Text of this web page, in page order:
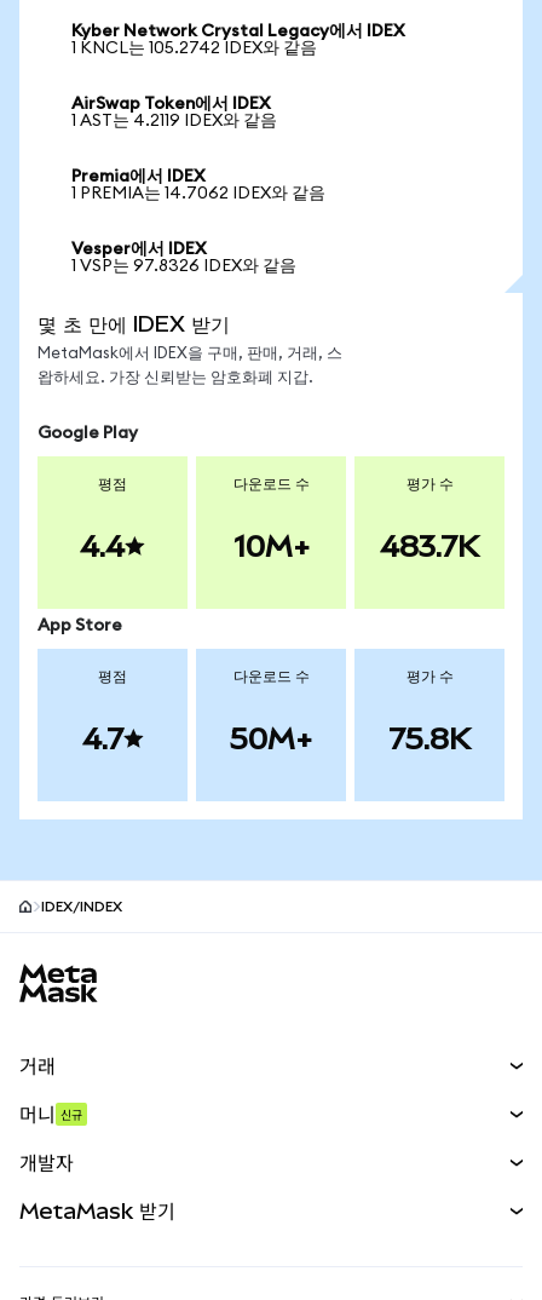
Kyber Network Crystal Legacy에서 IDEX
1 KNCL는 105.2742 IDEX와 같음
AirSwap Token에서 IDEX
1 AST는 4.2119 IDEX와 같음
Premia에서 IDEX
1 PREMIA는 14.7062 IDEX와 같음
Vesper에서 IDEX
1 VSP는 97.8326 IDEX와 같음
몇 초 만에 IDEX 받기
MetaMask에서 IDEX을 구매, 판매, 거래, 스
왑하세요. 가장 신뢰받는 암호화폐 지갑.
Google Play
평점
4.4
다운로드 수
10M+
평가 수
483.7K
App Store
평점
4.7
다운로드 수
50M+
평가 수
75.8K
IDEX/INDEX
거래
무기한 선물
실물자산
머니 신규
개발자
MetaMask 받기